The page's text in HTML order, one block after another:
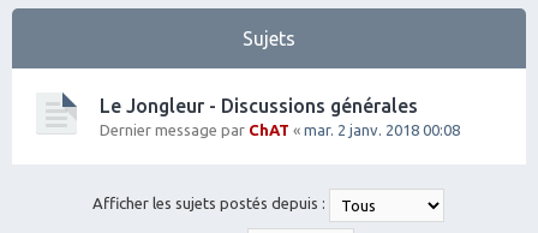
Sujets
Le Jongleur - Discussions générales
Dernier message par ChAT « mar. 2 janv. 2018 00:08
Afficher les sujets postés depuis :